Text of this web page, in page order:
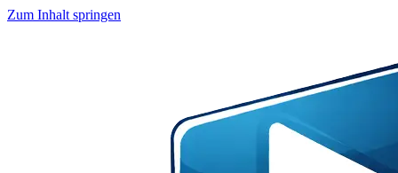
Zum Inhalt springen